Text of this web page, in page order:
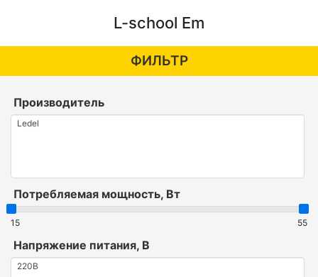
L-school Em
ФИЛЬТР
Производитель
Потребляемая мощность, Вт
15 55
Напряжение питания, В